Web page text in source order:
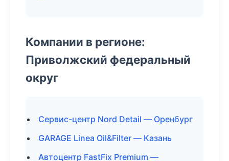
Компании в регионе:
Приволжский федеральный
округ
Сервис-центр Nord Detail — Оренбург
GARAGE Linea Oil&Filter — Казань
Автоцентр FastFix Premium —